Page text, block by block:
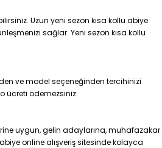
Uzun yeni sezon kısa kollu abiye
sağlar. Yeni sezon kısa kollu
ve model seçeneğinden tercihinizi
ücreti ödemezsiniz.
uygun, gelin adaylarına, muhafazakar
online alışveriş sitesinde kolayca